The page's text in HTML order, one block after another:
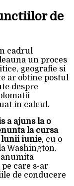
de
cadrul
un proces
geografie si
ar obtine postul
despre
in calcul.
a ajuns la o
la cursa
lunii iunie, cu o
Washington.
care s-ar
de conducere